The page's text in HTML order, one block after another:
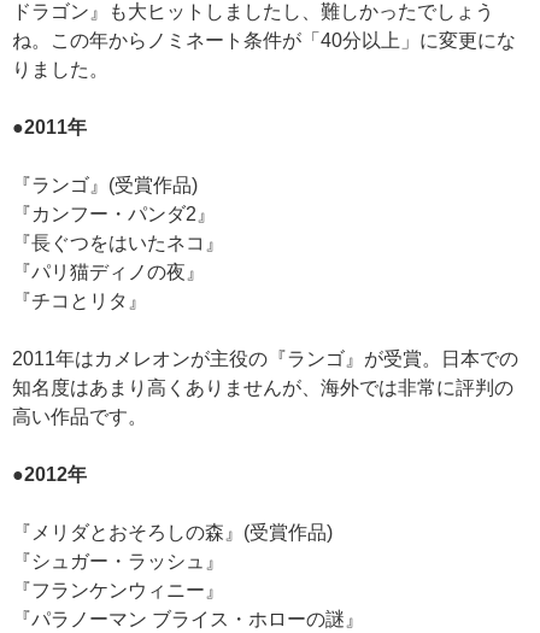
ドラゴン』も大ヒットしましたし、難しかったでしょう
ね。この年からノミネート条件が「40分以上」に変更にな
りました。
●2011年
『ランゴ』(受賞作品)
『カンフー・パンダ2』
『長ぐつをはいたネコ』
『パリ猫ディノの夜』
『チコとリタ』
2011年はカメレオンが主役の『ランゴ』が受賞。日本での
知名度はあまり高くありませんが、海外では非常に評判の
高い作品です。
●2012年
『メリダとおそろしの森』(受賞作品)
『シュガー・ラッシュ』
『フランケンウィニー』
『パラノーマン ブライス・ホローの謎』